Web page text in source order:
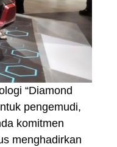
“Diamond
pengemudi,
komitmen
menghadirkan